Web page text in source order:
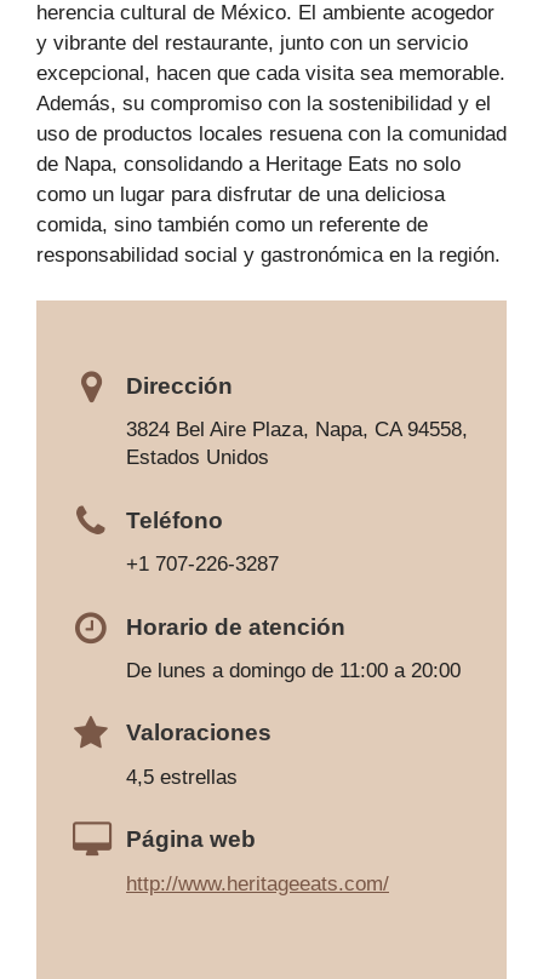
herencia cultural de México. El ambiente acogedor
y vibrante del restaurante, junto con un servicio
excepcional, hacen que cada visita sea memorable.
Además, su compromiso con la sostenibilidad y el
uso de productos locales resuena con la comunidad
de Napa, consolidando a Heritage Eats no solo
como un lugar para disfrutar de una deliciosa
comida, sino también como un referente de
responsabilidad social y gastronómica en la región.
Dirección
3824 Bel Aire Plaza, Napa, CA 94558,
Estados Unidos
Teléfono
+1 707-226-3287
Horario de atención
De lunes a domingo de 11:00 a 20:00
Valoraciones
4,5 estrellas
Página web
http://www.heritageeats.com/